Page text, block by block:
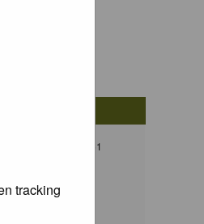
tracking
Thu 08 Dec 2016, 21:51